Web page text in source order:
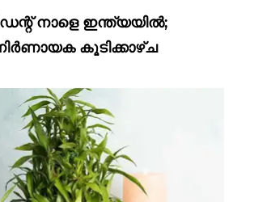
നാളെ ഇന്ത്യയിൽ;
കൂടിക്കാഴ്ച